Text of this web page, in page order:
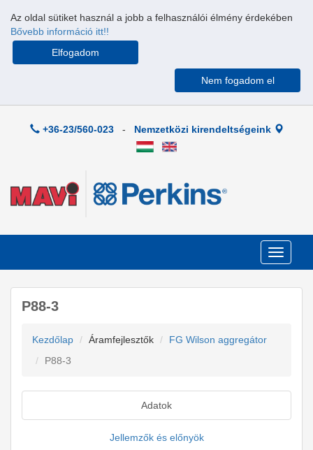
Az oldal sütiket használ a jobb a felhasználói élmény érdekében
Bővebb információ itt!!
Elfogadom
Nem fogadom el
+36-23/560-023- Nemzetközi kirendeltségeink
Toggle
P88-3
Kezdőlap Áramfejlesztők
FG Wilson aggregátor
P88-3
Adatok
Jellemzők és előnyök